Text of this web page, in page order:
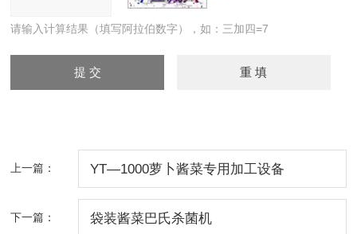
请输入计算结果（填写阿拉伯数字），如：三加四=7
上一篇： YT—1000萝卜酱菜专用加工设备
下一篇： 袋装酱菜巴氏杀菌机